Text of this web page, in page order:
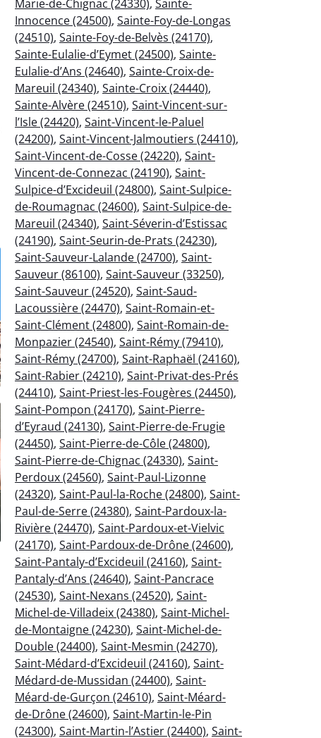
Marie-de-Chignac (24330), Sainte-
Innocence (24500), Sainte-Foy-de-Longas
(24510), Sainte-Foy-de-Belvès (24170),
Sainte-Eulalie-d’Eymet (24500), Sainte-
Eulalie-d’Ans (24640), Sainte-Croix-de-
Mareuil (24340), Sainte-Croix (24440),
Sainte-Alvère (24510), Saint-Vincent-sur-
l’Isle (24420), Saint-Vincent-le-Paluel
(24200), Saint-Vincent-Jalmoutiers (24410),
Saint-Vincent-de-Cosse (24220), Saint-
Vincent-de-Connezac (24190), Saint-
Sulpice-d’Excideuil (24800), Saint-Sulpice-
de-Roumagnac (24600), Saint-Sulpice-de-
Mareuil (24340), Saint-Séverin-d’Estissac
(24190), Saint-Seurin-de-Prats (24230),
Saint-Sauveur-Lalande (24700), Saint-
Sauveur (86100), Saint-Sauveur (33250),
Saint-Sauveur (24520), Saint-Saud-
Lacoussière (24470), Saint-Romain-et-
Saint-Clément (24800), Saint-Romain-de-
Monpazier (24540), Saint-Rémy (79410),
Saint-Rémy (24700), Saint-Raphaël (24160),
Saint-Rabier (24210), Saint-Privat-des-Prés
(24410), Saint-Priest-les-Fougères (24450),
Saint-Pompon (24170), Saint-Pierre-
d’Eyraud (24130), Saint-Pierre-de-Frugie
(24450), Saint-Pierre-de-Côle (24800),
Saint-Pierre-de-Chignac (24330), Saint-
Perdoux (24560), Saint-Paul-Lizonne
(24320), Saint-Paul-la-Roche (24800), Saint-
Paul-de-Serre (24380), Saint-Pardoux-la-
Rivière (24470), Saint-Pardoux-et-Vielvic
(24170), Saint-Pardoux-de-Drône (24600),
Saint-Pantaly-d’Excideuil (24160), Saint-
Pantaly-d’Ans (24640), Saint-Pancrace
(24530), Saint-Nexans (24520), Saint-
Michel-de-Villadeix (24380), Saint-Michel-
de-Montaigne (24230), Saint-Michel-de-
Double (24400), Saint-Mesmin (24270),
Saint-Médard-d’Excideuil (24160), Saint-
Médard-de-Mussidan (24400), Saint-
Méard-de-Gurçon (24610), Saint-Méard-
de-Drône (24600), Saint-Martin-le-Pin
(24300), Saint-Martin-l’Astier (24400), Saint-